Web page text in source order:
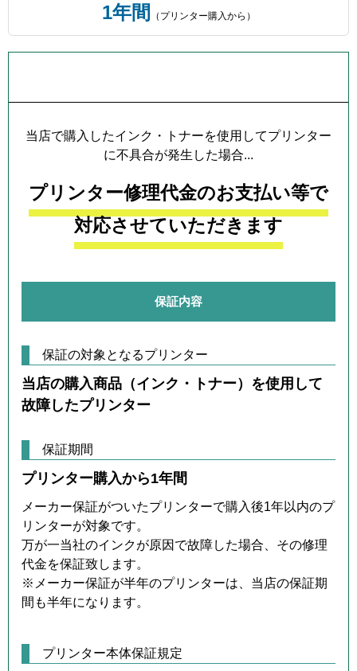
1年間 （プリンター購入から）
当店で購入したインク・トナーを使用してプリンター
に不具合が発生した場合...
プリンター修理代金のお支払い等で
対応させていただきます
保証内容
保証の対象となるプリンター
当店の購入商品（インク・トナー）を使用して
故障したプリンター
保証期間
プリンター購入から1年間
メーカー保証がついたプリンターで購入後1年以内のプ
リンターが対象です。
万が一当社のインクが原因で故障した場合、その修理
代金を保証致します。
※メーカー保証が半年のプリンターは、当店の保証期
間も半年になります。
プリンター本体保証規定